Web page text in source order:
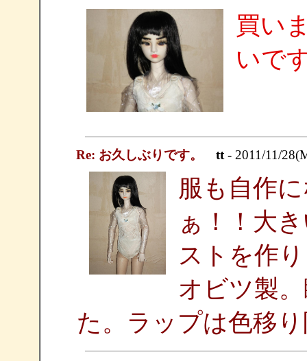
買い
いで
Re: お久しぶりです。 tt- 2011/11/
服も自作
ぁ！！大
ストを作
オビツ製
た。ラップは色移